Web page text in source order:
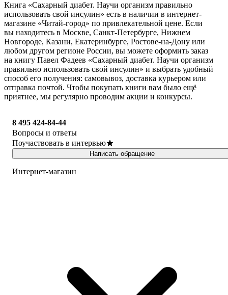
Книга «Сахарный диабет. Научи организм правильно
использовать свой инсулин» есть в наличии в интернет-
магазине «Читай-город» по привлекательной цене. Если
вы находитесь в Москве, Санкт-Петербурге, Нижнем
Новгороде, Казани, Екатеринбурге, Ростове-на-Дону или
любом другом регионе России, вы можете оформить заказ
на книгу Павел Фадеев «Сахарный диабет. Научи организм
правильно использовать свой инсулин» и выбрать удобный
способ его получения: самовывоз, доставка курьером или
отправка почтой. Чтобы покупать книги вам было ещё
приятнее, мы регулярно проводим акции и конкурсы.
8 495 424-84-44
Вопросы и ответы
Поучаствовать в интервью
Написать обращение
Интернет-магазин